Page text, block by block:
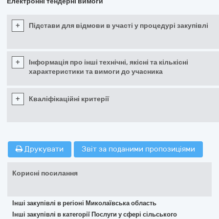
+ Підстави для відмови в участі у процедурі закупівлі
+
Інформація про інші технічні, якісні та кількісні
характеристики та вимоги до учасника
+ Кваліфікаційні критерії
Друкувати Звіт за поданими пропозиціями
Корисні посилання
Інші закупівлі в регіоні Миколаївська область
Інші закупівлі в категорії Послуги у сфері сільського